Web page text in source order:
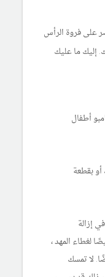
على فروة الرأس
إليك ما عليك
أطفال
بقطعة
إزالة
لغطاء المهد ،
لا تمسك